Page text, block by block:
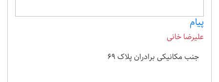
پیام
علیرضا خانی
جنب مکانیکی برادران پلاک 69